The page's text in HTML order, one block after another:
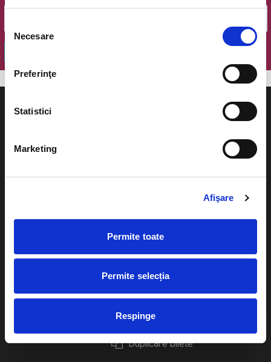
consimțământului
Necesare
Preferinţe
Statistici
Marketing
Afişare
Permite toate
Permite selecția
Respinge
Cum comand bilete?
Plata online sau cash
eBilet printat acasa
Livrare prin curier
Returnare bilete
Duplicare bilete
Evenimente
festivaluri
Pentru copii